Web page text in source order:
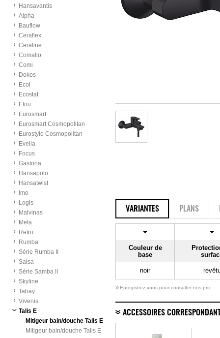
Hansavantis
Alpha
Bauflow
Ceraflex
Cerafine
Comallo
Comi
Dokos
Ecol
Ecostat
Etou
Eurosmart
Eurosmart Cosmopolitan
Eurostyle Cosmopolitan
Evelia
Focus
Gastona
Hansapolo
Hansatwist
Imo
Logis
Malvinas
Meta
Retro
Rumba
Série Rumba II
Salsa
Série Samba II
Skyline
Tabay
Vivenis
Talis E
Mitigeur bain/douche Talis E
Mitigeur bain/douche Talis E
VARIANTES PLANS
Couleur de
base
noir
» Enregistrez-vous pour consulter nos prix.
ACCESSOIRES